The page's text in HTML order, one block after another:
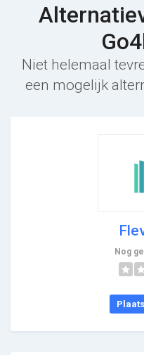
Niet helemaal
een mogelijk
Nog